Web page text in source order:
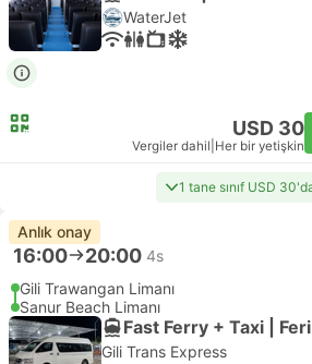
WaterJet
USD 30
Vergiler dahil Her bir yetişkin
1 tane sınıf USD
Anlık onay
16:00 20:00 4s
Gili Trawangan Limanı
Sanur Beach Limanı
Fast Ferry + Taxi |
Gili Trans Express